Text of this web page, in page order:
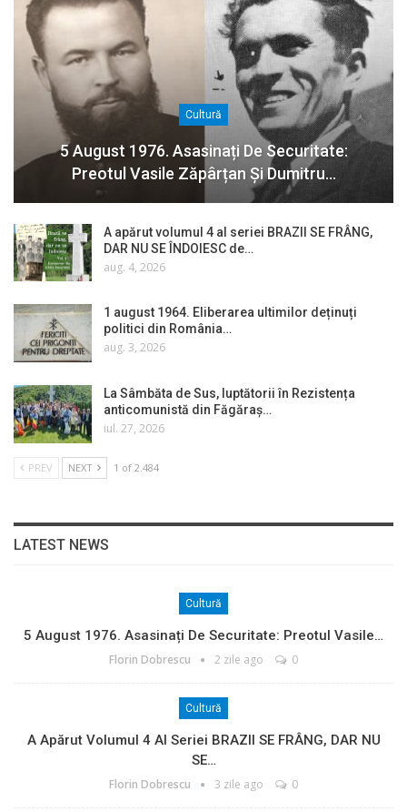
Cultură
5 August 1976. Asasinați De Securitate:
Preotul Vasile Zăpârțan Și Dumitru…
A apărut volumul 4 al seriei BRAZII SE FRÂNG,
DAR NU SE ÎNDOIESC de…
aug. 4, 2026
1 august 1964. Eliberarea ultimilor deținuți
politici din România…
aug. 3, 2026
La Sâmbăta de Sus, luptătorii în Rezistența
anticomunistă din Făgăraș…
iul. 27, 2026
PREV NEXT 1 of 2.484
LATEST NEWS
Cultură
5 August 1976. Asasinați De Securitate: Preotul Vasile…
Florin Dobrescu 2 zile ago 0
Cultură
A Apărut Volumul 4 Al Seriei BRAZII SE FRÂNG, DAR NU
SE…
Florin Dobrescu 3 zile ago 0